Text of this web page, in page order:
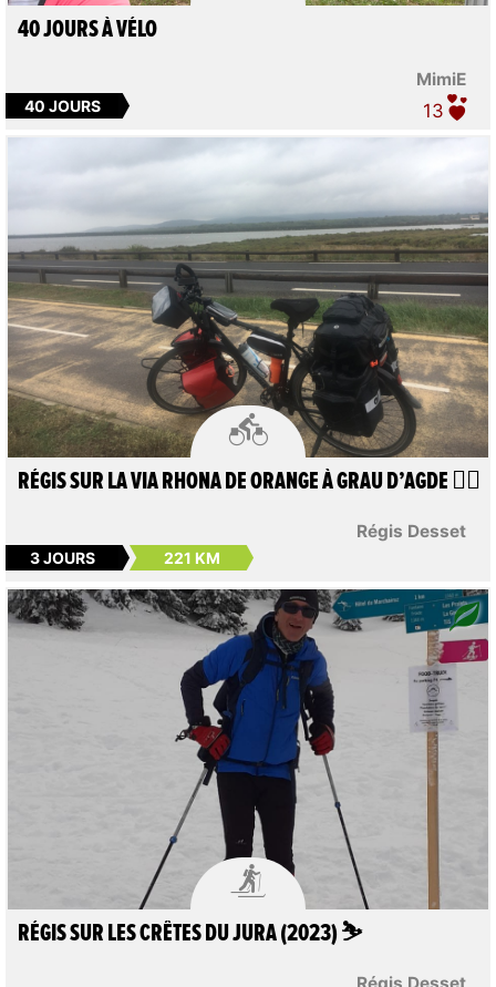
MimiE
40 JOURS À VÉLO
40 JOURS 13

Régis Desset
RÉGIS SUR LA VIA RHONA DE ORANGE À GRAU D’AGDE 🚴‍♀️
3 JOURS 221 KM

RÉGIS SUR LES CRÊTES DU JURA (2023) ⛷️